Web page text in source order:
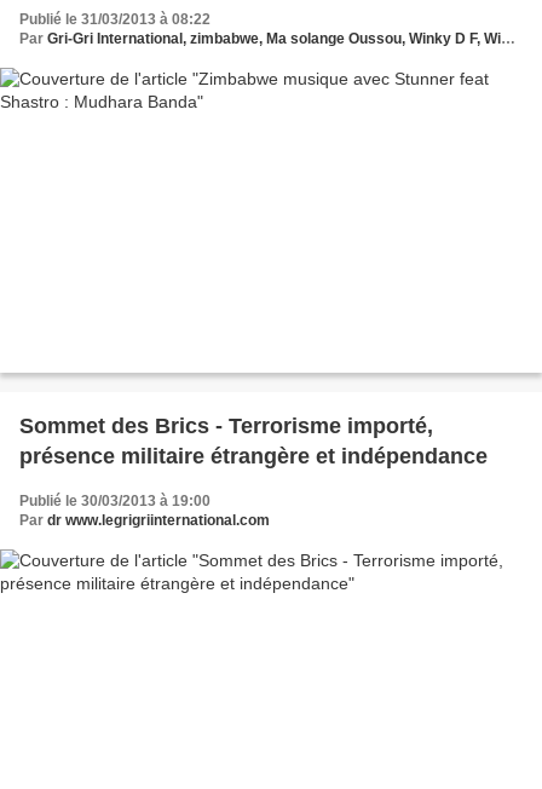
Publié le 31/03/2013 à 08:22
Par Gri-Gri International, zimbabwe, Ma solange Oussou, Winky D F, Winky D, Ninja Lipsy,Roki Feat Pauline, Lady Bee Prezha,Stunner, Shastro , Pungwe
Sommet des Brics - Terrorisme importé,
présence militaire étrangère et indépendance
Publié le 30/03/2013 à 19:00
Par dr www.legrigriinternational.com